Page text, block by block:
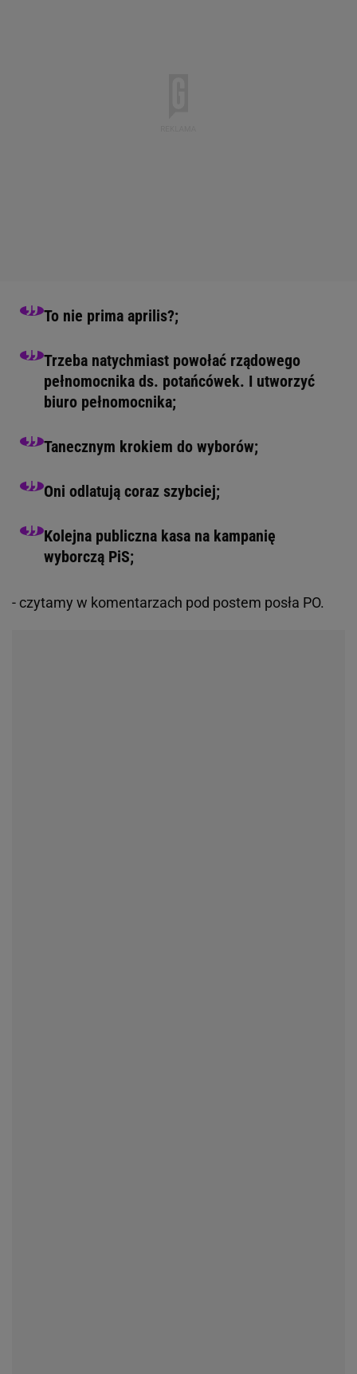
To nie prima aprilis?;
Trzeba natychmiast powołać rządowego
pełnomocnika ds. potańcówek. I utworzyć
biuro pełnomocnika;
Tanecznym krokiem do wyborów;
Oni odlatują coraz szybciej;
Kolejna publiczna kasa na kampanię
wyborczą PiS;
- czytamy w komentarzach pod postem posła PO.